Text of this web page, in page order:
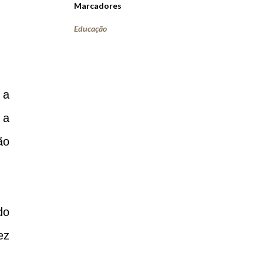
a
a
Marcadores
Educação